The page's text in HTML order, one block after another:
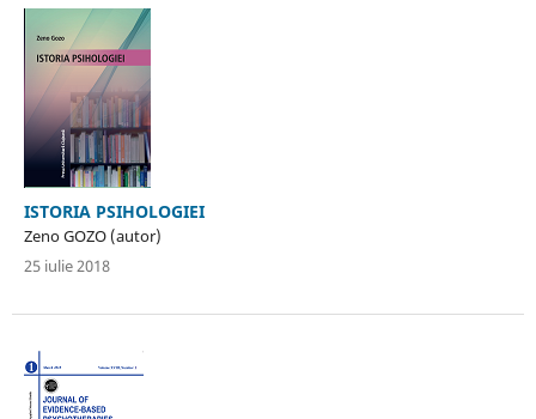
ISTORIA PSIHOLOGIEI
Zeno GOZO (autor)
25 iulie 2018